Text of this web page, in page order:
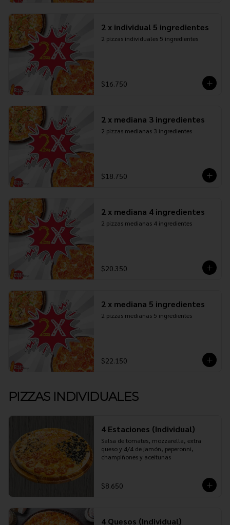
2 x individual 5 ingredientes
2 pizzas individuales 5 ingredientes
$16.750
2 x mediana 3 ingredientes
2 pizzas medianas 3 ingredientes
$18.750
2 x mediana 4 ingredientes
2 pizzas medianas 4 ingredientes
$20.350
2 x mediana 5 ingredientes
2 pizzas medianas 5 ingredientes
$22.150
PIZZAS INDIVIDUALES
4 Estaciones (Individual)
Salsa de tomates, mozzarella, extra
queso y 4/4 de jamón, peperonni,
champiñones y aceitunas
$8.650
4 Quesos (Individual)